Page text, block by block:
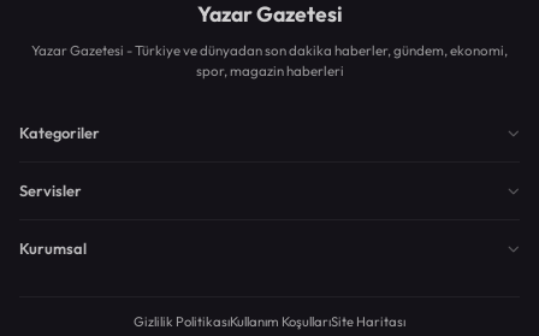
Yazar Gazetesi
Yazar Gazetesi - Türkiye ve dünyadan son dakika haberler, gündem, ekonomi,
spor, magazin haberleri
Kategoriler
Servisler
Kurumsal
Gizlilik PolitikasıKullanım KoşullarıSite Haritası